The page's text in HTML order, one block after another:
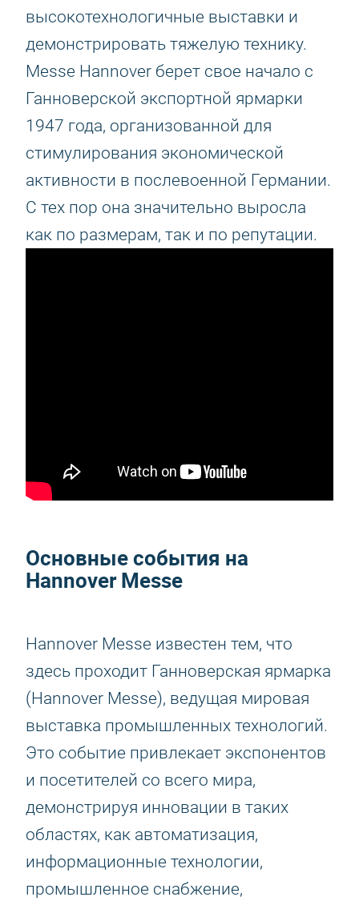
высокотехнологичные выставки и
демонстрировать тяжелую технику.
Messe Hannover берет свое начало с
Ганноверской экспортной ярмарки
1947 года, организованной для
стимулирования экономической
активности в послевоенной Германии.
С тех пор она значительно выросла
как по размерам, так и по репутации.
Основные события на
Hannover Messe
Hannover Messe известен тем, что
здесь проходит Ганноверская ярмарка
(Hannover Messe), ведущая мировая
выставка промышленных технологий.
Это событие привлекает экспонентов
и посетителей со всего мира,
демонстрируя инновации в таких
областях, как автоматизация,
информационные технологии,
промышленное снабжение,